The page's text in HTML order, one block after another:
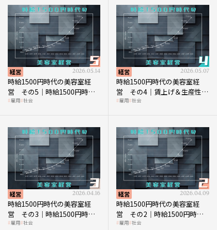
経営 2026.05.14
時給1500円時代の美容室経
営 その5｜時給1500円時代
の到来は美容業の収益構造を
雇用 社会
経営 2026.05.07
時給1500円時代の美容室経
営 その4｜賃上げ＆生産性向
上につなげる賢い助成金活用
雇用 社会
経営 2026.04.16
時給1500円時代の美容室経
営 その3｜時給1500円時
代、美容業はどのような影響
雇用 社会
経営 2026.04.09
時給1500円時代の美容室経
営 その2｜時給1500円時代
に支払う給与はいくらなのか
雇用 社会